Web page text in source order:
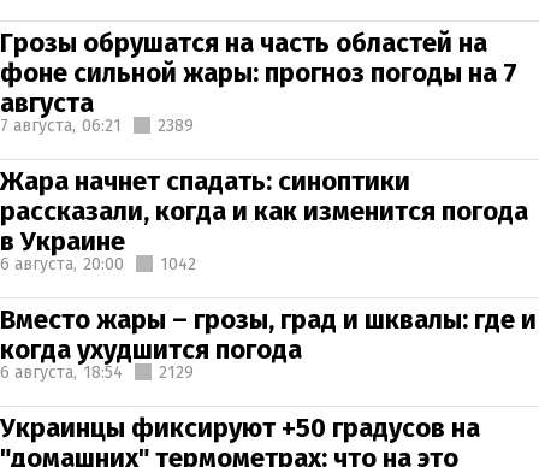
Грозы обрушатся на часть областей на
фоне сильной жары: прогноз погоды на 7
августа
7 августа, 06:21 2389
Жара начнет спадать: синоптики
рассказали, когда и как изменится погода
в Украине
6 августа, 20:00 1042
Вместо жары – грозы, град и шквалы: где и
когда ухудшится погода
6 августа, 18:54 2129
Украинцы фиксируют +50 градусов на
"домашних" термометрах: что на это